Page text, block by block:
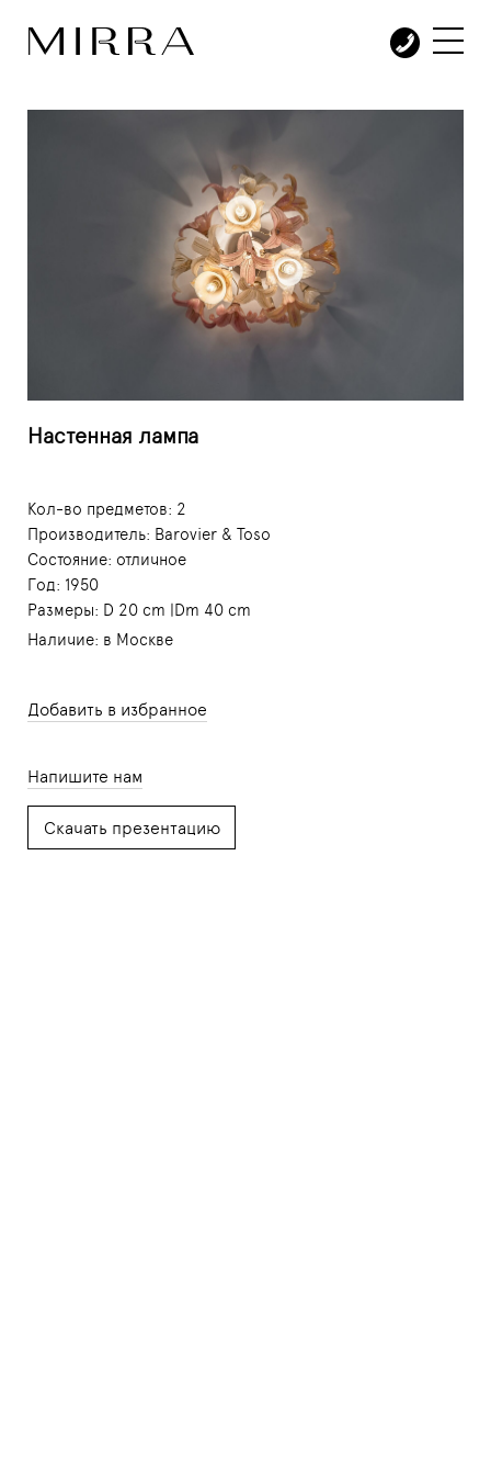
Настенная лампа
Кол-во предметов: 2
Производитель: Barovier & Toso
Состояние: отличное
Год: 1950
Размеры: D 20 cm |Dm 40 cm
Наличие: в Москве
Добавить в избранное
Напишите нам
Скачать презентацию